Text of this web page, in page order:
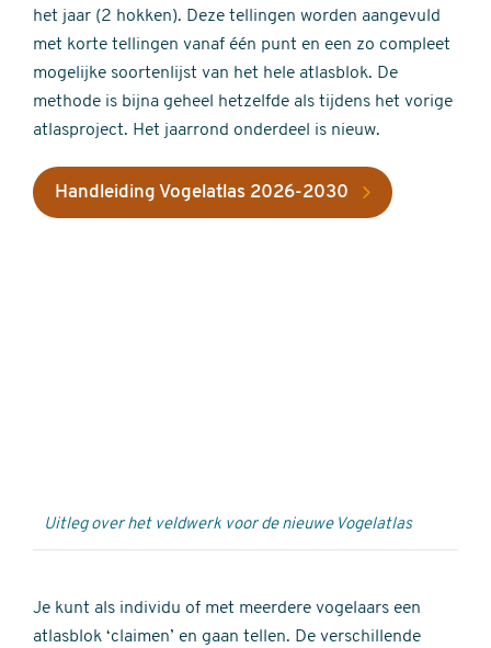
het jaar (2 hokken). Deze tellingen worden aangevuld
met korte tellingen vanaf één punt en een zo compleet
mogelijke soortenlijst van het hele atlasblok. De
methode is bijna geheel hetzelfde als tijdens het vorige
atlasproject. Het jaarrond onderdeel is nieuw.
Handleiding Vogelatlas 2026-2030
Uitleg over het veldwerk voor de nieuwe Vogelatlas
Je kunt als individu of met meerdere vogelaars een
atlasblok ‘claimen’ en gaan tellen. De verschillende